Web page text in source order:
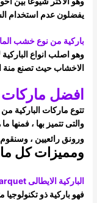
يفضلون عدم استخدام
باركية من نوع خشب
وهو اصلب انواع
الاخشاب حيث تصنع منة
افضل ماركات
تتوع ماركات الباركية
والتى تتميز بها ،
ورونق رائعيين ،
ومميزات كل
الباركية الايطالى italin parquet
فهو باركية ذو